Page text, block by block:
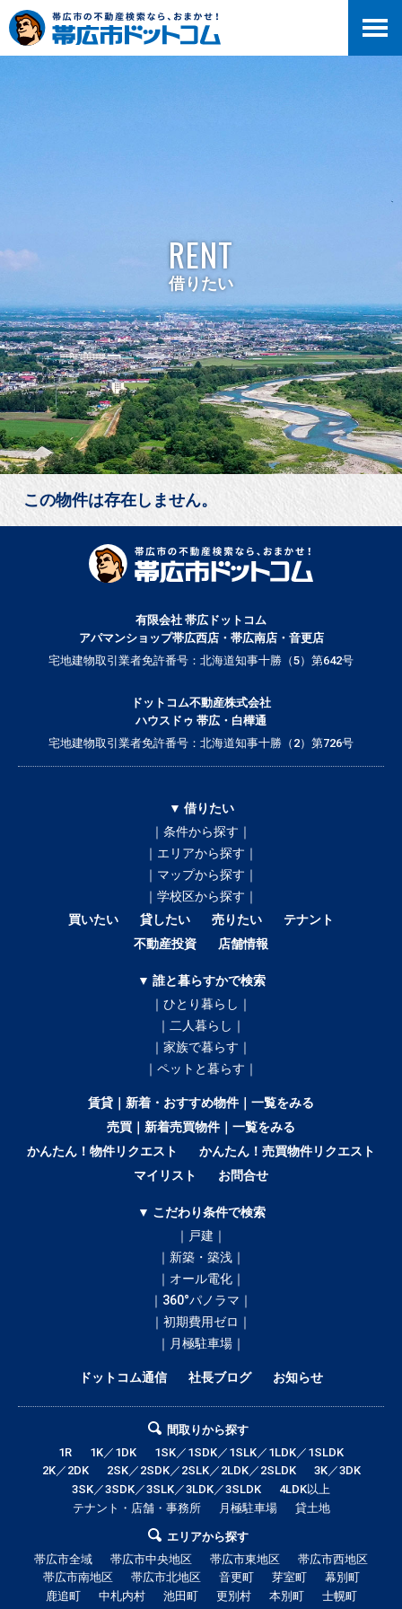
RENT
借りたい
この物件は存在しません。
有限会社 帯広ドットコム
アパマンショップ帯広西店・帯広南店・音更店
宅地建物取引業者免許番号：北海道知事十勝（5）第642号
ドットコム不動産株式会社
ハウスドゥ 帯広・白樺通
宅地建物取引業者免許番号：北海道知事十勝（2）第726号
▼ 借りたい
｜条件から探す｜
｜エリアから探す｜
｜マップから探す｜
｜学校区から探す｜
買いたい
貸したい 売りたい
テナント
不動産投資
店舗情報
▼ 誰と暮らすかで検索
｜ひとり暮らし｜
｜二人暮らし｜
｜家族で暮らす｜
｜ペットと暮らす｜
賃貸｜新着・おすすめ物件｜一覧をみる
売買｜新着売買物件｜一覧をみる
かんたん！物件リクエスト
かんたん！売買物件リクエスト
マイリスト
お問合せ
▼ こだわり条件で検索
｜戸建｜
｜新築・築浅｜
｜オール電化｜
｜360°パノラマ｜
｜初期費用ゼロ｜
｜月極駐車場｜
ドットコム通信 社長ブログ お知らせ
間取りから探す
1R
1K／1DK
1SK／1SDK／1SLK／1LDK／1SLDK
2K／2DK
2SK／2SDK／2SLK／2LDK／2SLDK
3K／3DK
3SK／3SDK／3SLK／3LDK／3SLDK
4LDK以上
テナント・店舗・事務所
月極駐車場 貸土地
エリアから探す
帯広市全域
帯広市中央地区 帯広市東地区
帯広市西地区
帯広市南地区
帯広市北地区 音更町 芽室町
幕別町
鹿追町
中札内村 池田町 更別村 本別町
士幌町